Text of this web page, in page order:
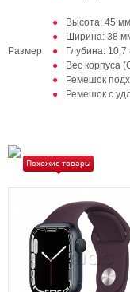
Размер
Высота: 45 мм
Ширина: 38
Глубина:
Вес корпуса
Ремешок
Ремешок с
Похожие товары